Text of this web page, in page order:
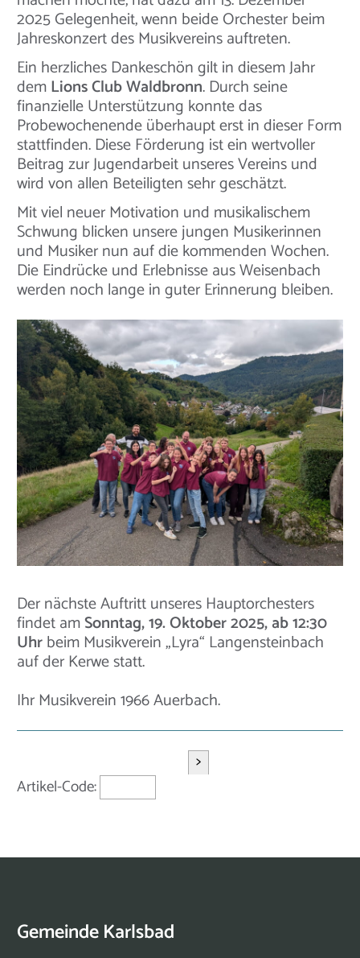
2025 Gelegenheit, wenn beide Orchester beim
Jahreskonzert des Musikvereins auftreten.
Ein herzliches Dankeschön gilt in diesem Jahr
demLions Club Waldbronn. Durch seine
finanzielle Unterstützung konnte das
Probewochenende überhaupt erst in dieser Form
stattfinden. Diese Förderung ist ein wertvoller
Beitrag zur Jugendarbeit unseres Vereins und
wird von allen Beteiligten sehr geschätzt.
Mit viel neuer Motivation und musikalischem
Schwung blicken unsere jungen Musikerinnen
und Musiker nun auf die kommenden Wochen.
Die Eindrücke und Erlebnisse aus Weisenbach
werden noch lange in guter Erinnerung bleiben.
Der nächste Auftritt unseres Hauptorchesters
findet amSonntag, 19. Oktober 2025, ab 12:30
Uhrbeim Musikverein „Lyra“ Langensteinbach
auf der Kerwe statt.
Ihr Musikverein 1966 Auerbach.
Artikel-Code:
>
Gemeinde Karlsbad